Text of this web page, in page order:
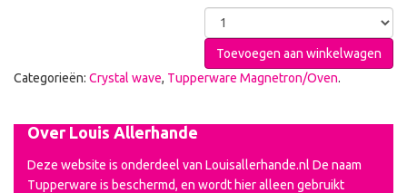
Toevoegen aan winkelwagen
Categorieën: Crystal wave, Tupperware Magnetron/Oven.
Over Louis Allerhande
Deze website is onderdeel van Louisallerhande.nl De naam
Tupperware is beschermd, en wordt hier alleen gebruikt